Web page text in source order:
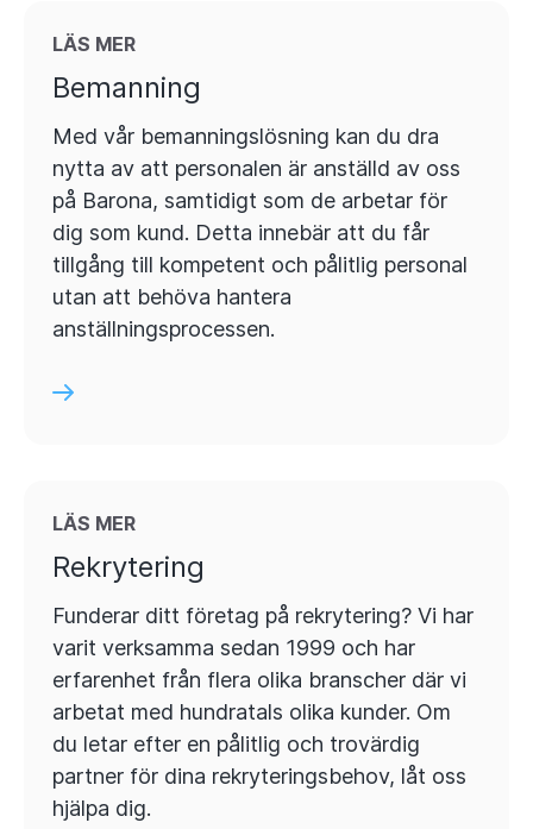
LÄS MER
Bemanning
Med vår bemanningslösning kan du dra
nytta av att personalen är anställd av oss
på Barona, samtidigt som de arbetar för
dig som kund. Detta innebär att du får
tillgång till kompetent och pålitlig personal
utan att behöva hantera
anställningsprocessen.
LÄS MER
Rekrytering
Funderar ditt företag på rekrytering? Vi har
varit verksamma sedan 1999 och har
erfarenhet från flera olika branscher där vi
arbetat med hundratals olika kunder. Om
du letar efter en pålitlig och trovärdig
partner för dina rekryteringsbehov, låt oss
hjälpa dig.